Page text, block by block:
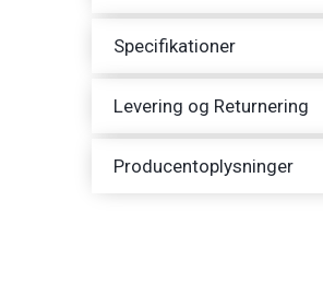
Specifikationer
Levering og Returnering
Producentoplysninger